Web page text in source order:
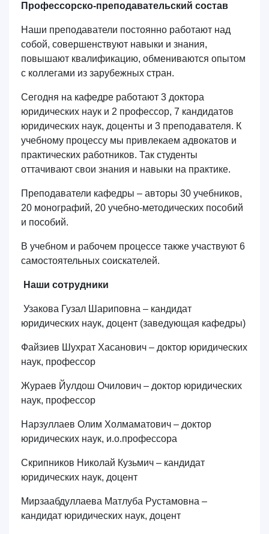
Профессорско-преподавательский состав
Наши преподаватели постоянно работают над
собой, совершенствуют навыки и знания,
повышают квалификацию, обмениваются опытом
с коллегами из зарубежных стран.
Сегодня на кафедре работают 3 доктора
юридических наук и 2 профессор, 7 кандидатов
юридических наук, доценты и 3 преподавателя. К
учебному процессу мы привлекаем адвокатов и
практических работников. Так студенты
оттачивают свои знания и навыки на практике.
Преподаватели кафедры – авторы 30 учебников,
20 монографий, 20 учебно-методических пособий
и пособий.
В учебном и рабочем процессе также участвуют 6
самостоятельных соискателей.
Наши сотрудники
Узакова Гузал Шариповна – кандидат
юридических наук, доцент (заведующая кафедры)
Файзиев Шухрат Хасанович – доктор юридических
наук, профессор
Жураев Йулдош Очилович – доктор юридических
наук, профессор
Нарзуллаев Олим Холмаматович – доктор
юридических наук, и.о.профессора
Скрипников Николай Кузьмич – кандидат
юридических наук, доцент
Мирзаабдуллаева Матлуба Рустамовна –
кандидат юридических наук, доцент